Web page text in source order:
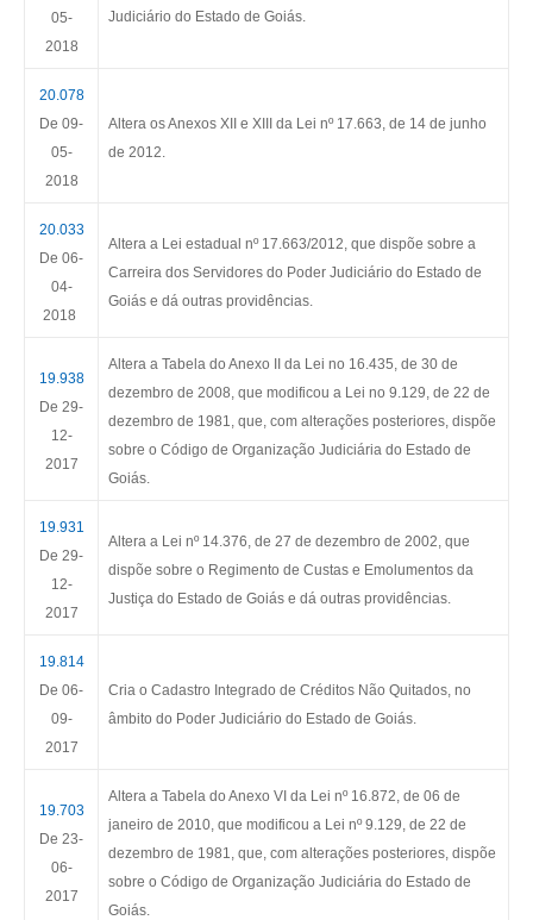
05-
2018
Judiciário do Estado de Goiás.
20.078
De 09-
05-
2018
Altera os Anexos XII e XIII da Lei nº 17.663, de 14 de junho
de 2012.
20.033
De 06-
04-
2018
Altera a Lei estadual nº 17.663/2012, que dispõe sobre a
Carreira dos Servidores do Poder Judiciário do Estado de
Goiás e dá outras providências.
19.938
De 29-
12-
2017
Altera a Tabela do Anexo II da Lei no 16.435, de 30 de
dezembro de 2008, que modificou a Lei no 9.129, de 22 de
dezembro de 1981, que, com alterações posteriores, dispõe
sobre o Código de Organização Judiciária do Estado de
Goiás.
19.931
De 29-
12-
2017
Altera a Lei nº 14.376, de 27 de dezembro de 2002, que
dispõe sobre o Regimento de Custas e Emolumentos da
Justiça do Estado de Goiás e dá outras providências.
19.814
De 06-
09-
2017
Cria o Cadastro Integrado de Créditos Não Quitados, no
âmbito do Poder Judiciário do Estado de Goiás.
19.703
De 23-
06-
2017
Altera a Tabela do Anexo VI da Lei nº 16.872, de 06 de
janeiro de 2010, que modificou a Lei nº 9.129, de 22 de
dezembro de 1981, que, com alterações posteriores, dispõe
sobre o Código de Organização Judiciária do Estado de
Goiás.